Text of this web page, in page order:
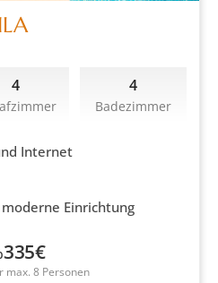
4 4
Badezimmer
Internet
Einrichtung
335€
max. 8 Personen